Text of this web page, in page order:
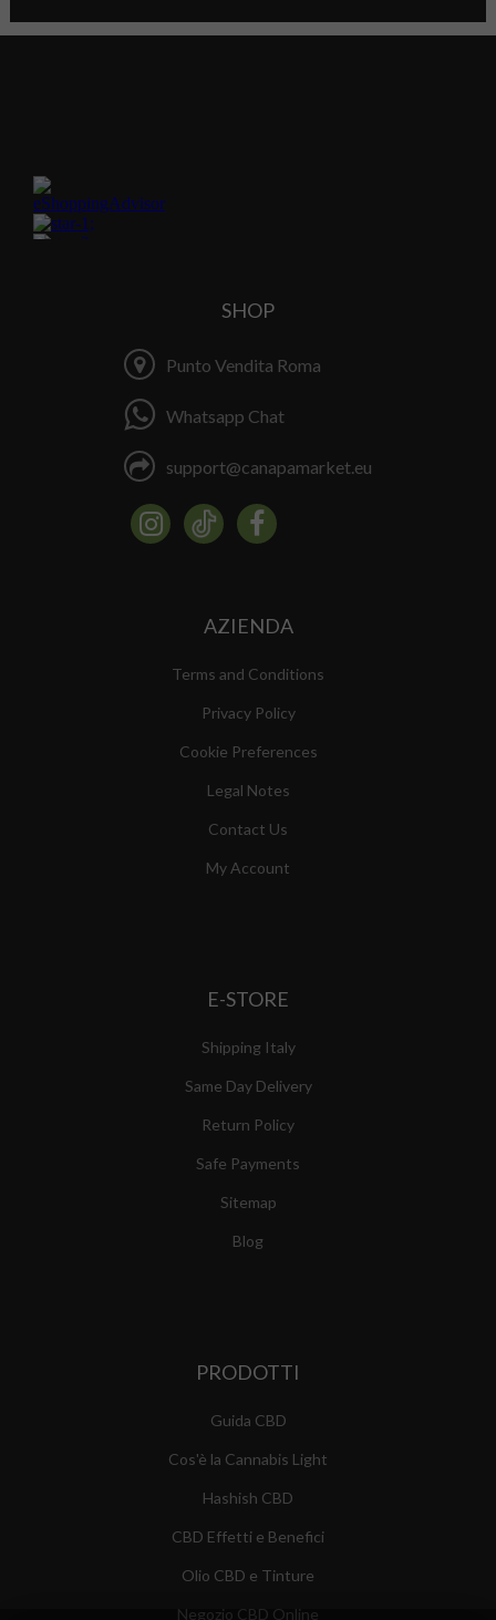
SHOP
Punto Vendita Roma
Whatsapp Chat
support@canapamarket.eu
AZIENDA
Terms and Conditions
Privacy Policy
Cookie Preferences
Legal Notes
Contact Us
My Account
E-STORE
Shipping Italy
Same Day Delivery
Return Policy
Safe Payments
Sitemap
Blog
PRODOTTI
Guida CBD
Cos'è la Cannabis Light
Hashish CBD
CBD Effetti e Benefici
Olio CBD e Tinture
Negozio CBD Online